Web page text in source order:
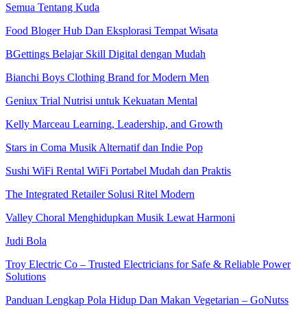
Semua Tentang Kuda
Food Bloger Hub Dan Eksplorasi Tempat Wisata
BGettings Belajar Skill Digital dengan Mudah
Bianchi Boys Clothing Brand for Modern Men
Geniux Trial Nutrisi untuk Kekuatan Mental
Kelly Marceau Learning, Leadership, and Growth
Stars in Coma Musik Alternatif dan Indie Pop
Sushi WiFi Rental WiFi Portabel Mudah dan Praktis
The Integrated Retailer Solusi Ritel Modern
Valley Choral Menghidupkan Musik Lewat Harmoni
Judi Bola
Troy Electric Co – Trusted Electricians for Safe & Reliable Power
Solutions
Panduan Lengkap Pola Hidup Dan Makan Vegetarian – GoNutss